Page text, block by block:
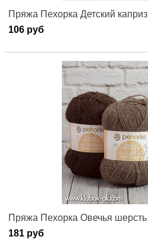
Пряжа Пехорка Детский каприз
106 руб
Пряжа Пехорка Овечья шерсть
181 руб